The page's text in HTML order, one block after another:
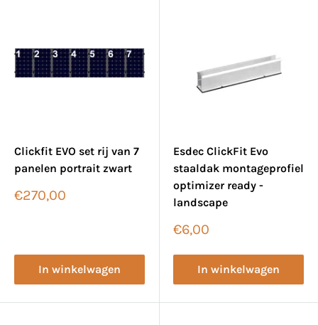
Clickfit EVO set rij van 7
panelen portrait zwart
Verkoopprijs
€270,00
In winkelwagen
Esdec ClickFit Evo
staaldak montageprofiel
optimizer ready -
landscape
Verkoopprijs
€6,00
In winkelwagen